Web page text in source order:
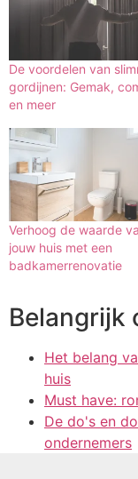
De voordelen van
gordijnen: Gemak,
en meer
Verhoog de waarde
jouw huis met een
badkamerrenovatie
Belangrijk
Het belang
huis
Must have:
De do's en
ondernemers